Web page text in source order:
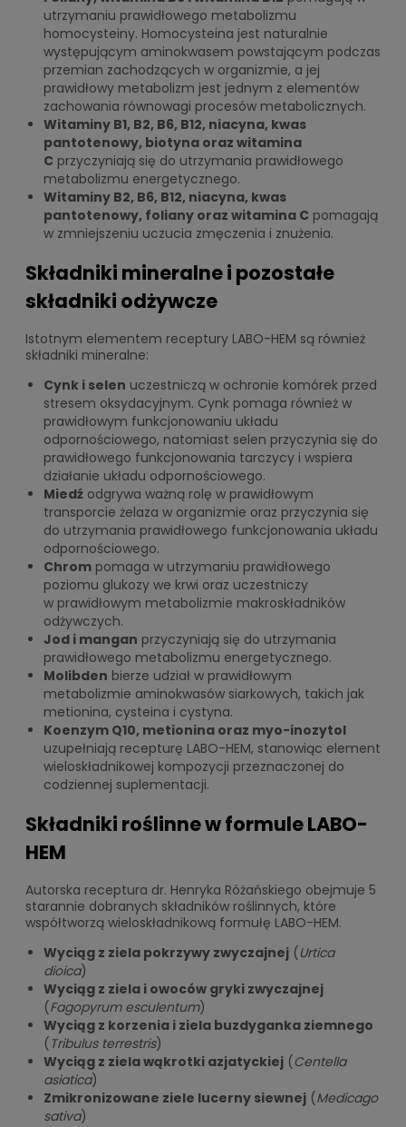
utrzymaniu prawidłowego metabolizmu
homocysteiny. Homocysteina jest naturalnie
występującym aminokwasem powstającym podczas
przemian zachodzących w organizmie, a jej
prawidłowy metabolizm jest jednym z elementów
zachowania równowagi procesów metabolicznych.
Witaminy B1, B2, B6, B12, niacyna, kwas
pantotenowy, biotyna oraz witamina
C przyczyniają się do utrzymania prawidłowego
metabolizmu energetycznego.
Witaminy B2, B6, B12, niacyna, kwas
pantotenowy, foliany oraz witamina C pomagają
w zmniejszeniu uczucia zmęczenia i znużenia.
Składniki mineralne i pozostałe
składniki odżywcze
Istotnym elementem receptury LABO-HEM są również
składniki mineralne:
Cynk i selen uczestniczą w ochronie komórek przed
stresem oksydacyjnym. Cynk pomaga również w
prawidłowym funkcjonowaniu układu
odpornościowego, natomiast selen przyczynia się do
prawidłowego funkcjonowania tarczycy i wspiera
działanie układu odpornościowego.
Miedź odgrywa ważną rolę w prawidłowym
transporcie żelaza w organizmie oraz przyczynia się
do utrzymania prawidłowego funkcjonowania układu
odpornościowego.
Chrom pomaga w utrzymaniu prawidłowego
poziomu glukozy we krwi oraz uczestniczy
w prawidłowym metabolizmie makroskładników
odżywczych.
Jod i mangan przyczyniają się do utrzymania
prawidłowego metabolizmu energetycznego.
Molibden bierze udział w prawidłowym
metabolizmie aminokwasów siarkowych, takich jak
metionina, cysteina i cystyna.
Koenzym Q10, metionina oraz myo-inozytol
uzupełniają recepturę LABO-HEM, stanowiąc element
wieloskładnikowej kompozycji przeznaczonej do
codziennej suplementacji.
Składniki roślinne w formule LABO-
HEM
Autorska receptura dr. Henryka Różańskiego obejmuje 5
starannie dobranych składników roślinnych, które
współtworzą wieloskładnikową formułę LABO-HEM.
Wyciąg z ziela pokrzywy zwyczajnej ( Urtica
dioica)
Wyciąg z ziela i owoców gryki zwyczajnej
(Fagopyrum esculentum)
Wyciąg z korzenia i ziela buzdyganka ziemnego
( Tribulus terrestris)
Wyciąg z ziela wąkrotki azjatyckiej (Centella
asiatica)
Zmikronizowane ziele lucerny siewnej (Medicago
sativa)